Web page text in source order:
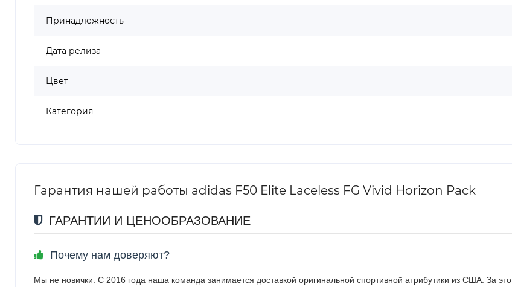
Принадлежность
Дата релиза
Цвет
Категория
Гарантия нашей работы adidas F50 Elite Laceless FG Vivid Horizon Pack
ГАРАНТИИ И ЦЕНООБРАЗОВАНИЕ
Почему нам доверяют?
Мы не новички. С 2016 года наша команда занимается доставкой оригинальной спортивной атрибутики из США. За это